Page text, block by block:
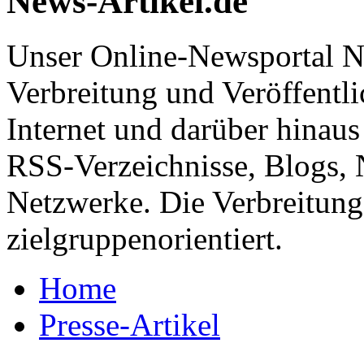
Unser Online-Newsportal
Verbreitung und
Internet und darüber
RSS-Verzeichnisse,
Netzwerke. Die
zielgruppenorientiert.
Home
Presse-Artikel